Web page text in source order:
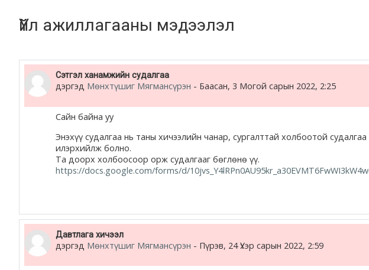
жишээ 2
Moodle community
Moodle free support
Moodle development
Moodle Docs
Үйл ажиллагааны мэдээлэл
Сэтгэл ханамжийн судалгаа
дэргэд Мөнхтүшиг Мягмансүрэн - Баасан, 3 Могой сарын 2022, 2:25
Сайн байна уу
Энэхүү судалгаа нь таны хичээлийн чанар, сургалттай холбоотой
илэрхийлж болно.
Та доорх холбоосоор орж судалгааг бөглөнө үү.
https://docs.google.com/forms/d/
Давтлага хичээл
дэргэд Мөнхтүшиг Мягмансүрэн - Пүрэв, 24 Үхэр сарын 2022, 2:59